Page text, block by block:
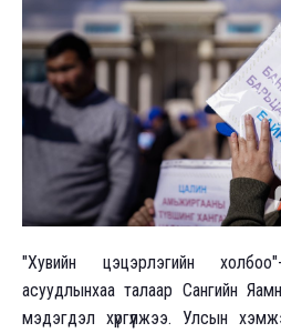
"Хувийн цэцэрлэгийн
асуудлынхаа талаар Сангийн
мэдэгдэл хүргүүлжээ. Улсын